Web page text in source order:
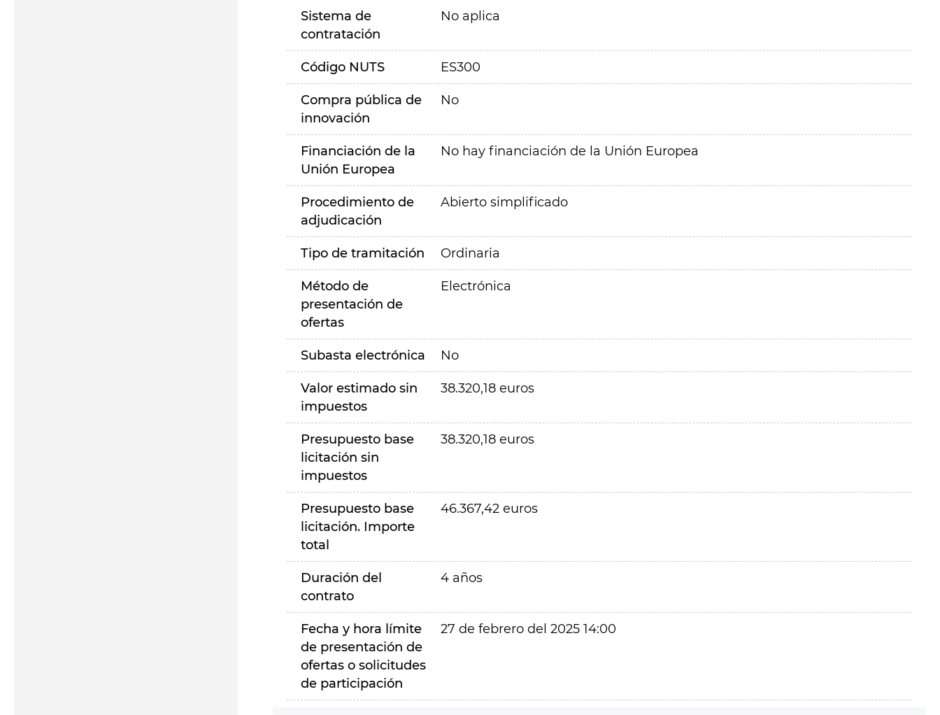
Sistema de
contratación
No aplica
Código NUTS ES300
Compra pública de
innovación
No
Financiación de la
Unión Europea
No hay financiación de la Unión Europea
Procedimiento de
adjudicación
Abierto simplificado
Tipo de tramitación Ordinaria
Método de
presentación de
ofertas
Electrónica
Subasta electrónica No
Valor estimado sin
impuestos
38.320,18 euros
Presupuesto base
licitación sin
impuestos
38.320,18 euros
Presupuesto base
licitación. Importe
total
46.367,42 euros
Duración del
contrato
4 años
Fecha y hora límite
de presentación de
ofertas o solicitudes
de participación
27 de febrero del 2025 14:00